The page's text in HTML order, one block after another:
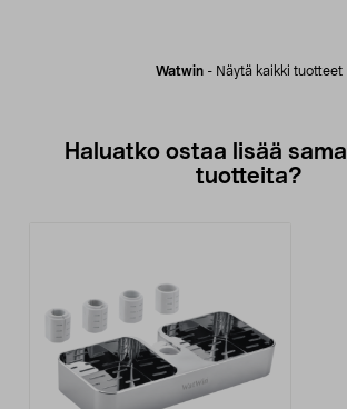
Watwin - Näytä kaikki tuotteet
Haluatko ostaa lisää
tuotteita?